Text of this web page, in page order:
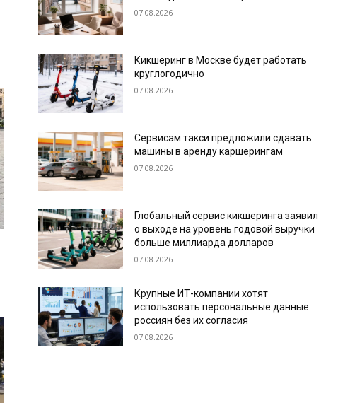
07.08.2026
Кикшеринг в Москве будет работать
круглогодично
07.08.2026
Сервисам такси предложили сдавать
машины в аренду каршерингам
07.08.2026
Глобальный сервис кикшеринга заявил
о выходе на уровень годовой выручки
больше миллиарда долларов
07.08.2026
Крупные ИТ-компании хотят
использовать персональные данные
россиян без их согласия
07.08.2026